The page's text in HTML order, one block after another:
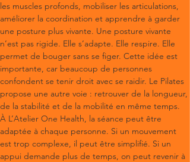
les muscles profonds, mobiliser les articulations,
améliorer la coordination et apprendre à garder
une posture plus vivante. Une posture vivante
n’est pas rigide. Elle s’adapte. Elle respire. Elle
permet de bouger sans se figer. Cette idée est
importante, car beaucoup de personnes
confondent se tenir droit avec se raidir. Le Pilates
propose une autre voie : retrouver de la longueur,
de la stabilité et de la mobilité en même temps.
À L’Atelier One Health, la séance peut être
adaptée à chaque personne. Si un mouvement
est trop complexe, il peut être simplifié. Si un
appui demande plus de temps, on peut revenir à